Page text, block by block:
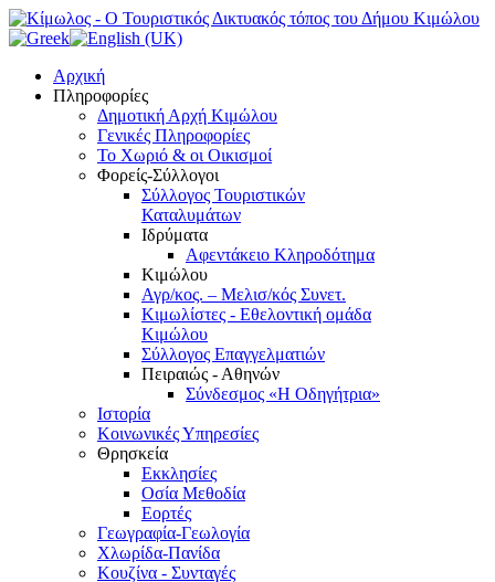
Αρχική
Πληροφορίες
Δημοτική Αρχή Κιμώλου
Γενικές Πληροφορίες
Το Xωριό & οι Οικισμοί
Φορείς-Σύλλογοι
Σύλλογος Τουριστικών
Καταλυμάτων
Ιδρύματα
Αφεντάκειο Κληροδότημα
Κιμώλου
Αγρ/κος. – Μελισ/κός Συνετ.
Κιμωλίστες - Εθελοντική ομάδα
Κιμώλου
Σύλλογος Επαγγελματιών
Πειραιώς - Αθηνών
Σύνδεσμος «Η Οδηγήτρια»
Ιστορία
Κοινωνικές Υπηρεσίες
Θρησκεία
Εκκλησίες
Οσία Μεθοδία
Εορτές
Γεωγραφία-Γεωλογία
Χλωρίδα-Πανίδα
Κουζίνα - Συνταγές